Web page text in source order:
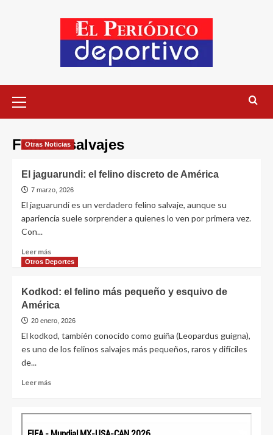
Felinos salvajes
Otras Noticias
El jaguarundi: el felino discreto de América
7 marzo, 2026
El jaguarundi es un verdadero felino salvaje, aunque su
apariencia suele sorprender a quienes lo ven por primera vez.
Con...
Leer más
Otros Deportes
Kodkod: el felino más pequeño y esquivo de
América
20 enero, 2026
El kodkod, también conocido como guiña (Leopardus guigna),
es uno de los felinos salvajes más pequeños, raros y difíciles
de...
Leer más